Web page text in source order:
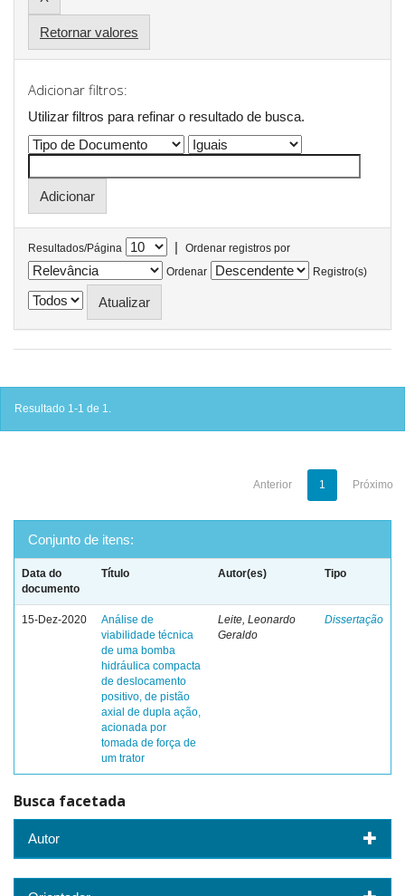
Retornar valores
Adicionar filtros:
Utilizar filtros para refinar o resultado de busca.
Resultados/Página |
Ordenar registros por
Ordenar
Registro(s)
Resultado 1-1 de 1.
Anterior 1 Próximo
Conjunto de itens:
Data do
documento
Título Autor(es) Tipo
15-Dez-2020
Análise de
viabilidade técnica
de uma bomba
hidráulica compacta
de deslocamento
positivo, de pistão
axial de dupla ação,
acionada por
tomada de força de
um trator
Leite, Leonardo
Geraldo
Dissertação
Busca facetada
Autor